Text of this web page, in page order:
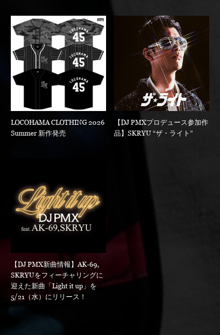
LOCOHAMA CLOTHING 2026
Summer 新作発売
【DJ PMXプロデュース参加作
品】SKRYU “ザ・ライト”
【DJ PMX新曲情報】AK-69,
SKRYUをフィーチャリングに
迎えた新曲「Light it up」を
5/21（水）にリリース！